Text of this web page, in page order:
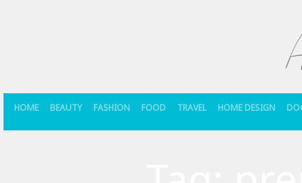
HOME BEAUTY FASHION FOOD TRAVEL HOME DESIGN